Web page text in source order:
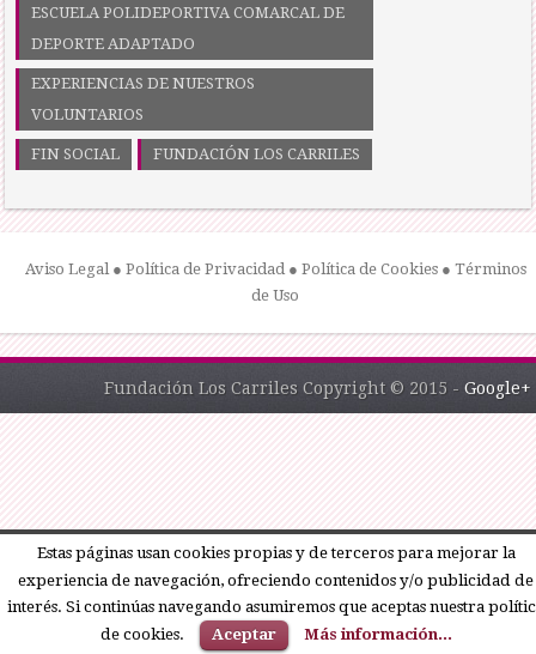
ESCUELA POLIDEPORTIVA COMARCAL DE
DEPORTE ADAPTADO
EXPERIENCIAS DE NUESTROS
VOLUNTARIOS
FIN SOCIAL FUNDACIÓN LOS CARRILES
Aviso Legal ● Política de Privacidad ● Política de Cookies● Términos
de Uso
Fundación Los Carriles Copyright © 2015 - Google+
Estas páginas usan cookies propias y de terceros para mejorar la
experiencia de navegación, ofreciendo contenidos y/o publicidad de
interés. Si continúas navegando asumiremos que aceptas nuestra
de cookies.
Aceptar Más información...